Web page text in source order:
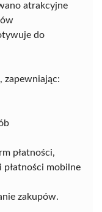
atrakcyjne
do
zapewniając:
płatności,
mobilne
zakupów.